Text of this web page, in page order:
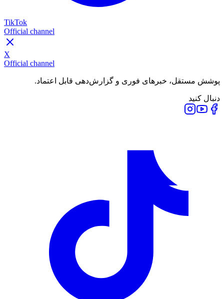
TikTok
Official channel
X
Official channel
پوشش مستقل، خبرهای فوری و گزارش‌دهی قابل اعتماد.
دنبال کنید